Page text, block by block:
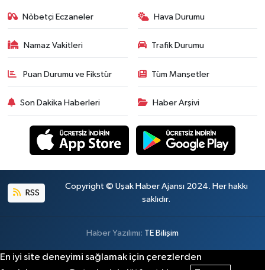
Nöbetçi Eczaneler Hava Durumu
Namaz Vakitleri Trafik Durumu
Puan Durumu ve Fikstür Tüm Manşetler
Son Dakika Haberleri Haber Arşivi
RSS
Copyright © Uşak Haber Ajansı 2024. Her hakkı
saklıdır.
Haber Yazılımı: TE Bilişim
En iyi site deneyimi sağlamak için çerezlerden